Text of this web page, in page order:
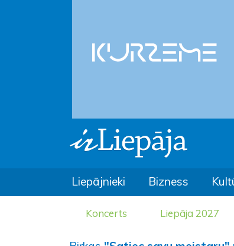
Liepājnieki Bizness
Koncerts Liepāja 2027